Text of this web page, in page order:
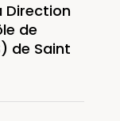
Direction
de
de Saint